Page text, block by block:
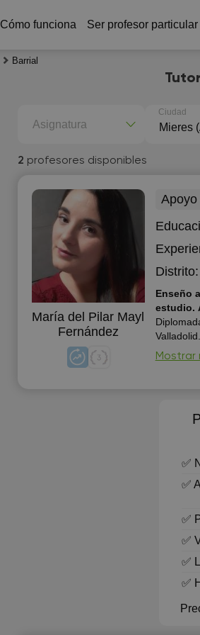
Cómo funciona Ser profesor particular
Barrial
Asignatura
Ciudad
2 profesores disponibles
María del Pilar Mayl
Fernández
Distrito:
Enseño
Oviedo.
de La
Mostrar
✅
✅
✅
✅
✅
✅